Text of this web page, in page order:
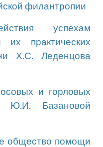
филантропии
успехам
практических
Х.С. Леденцова
и горловых
Ю.И. Базановой
общество помощи